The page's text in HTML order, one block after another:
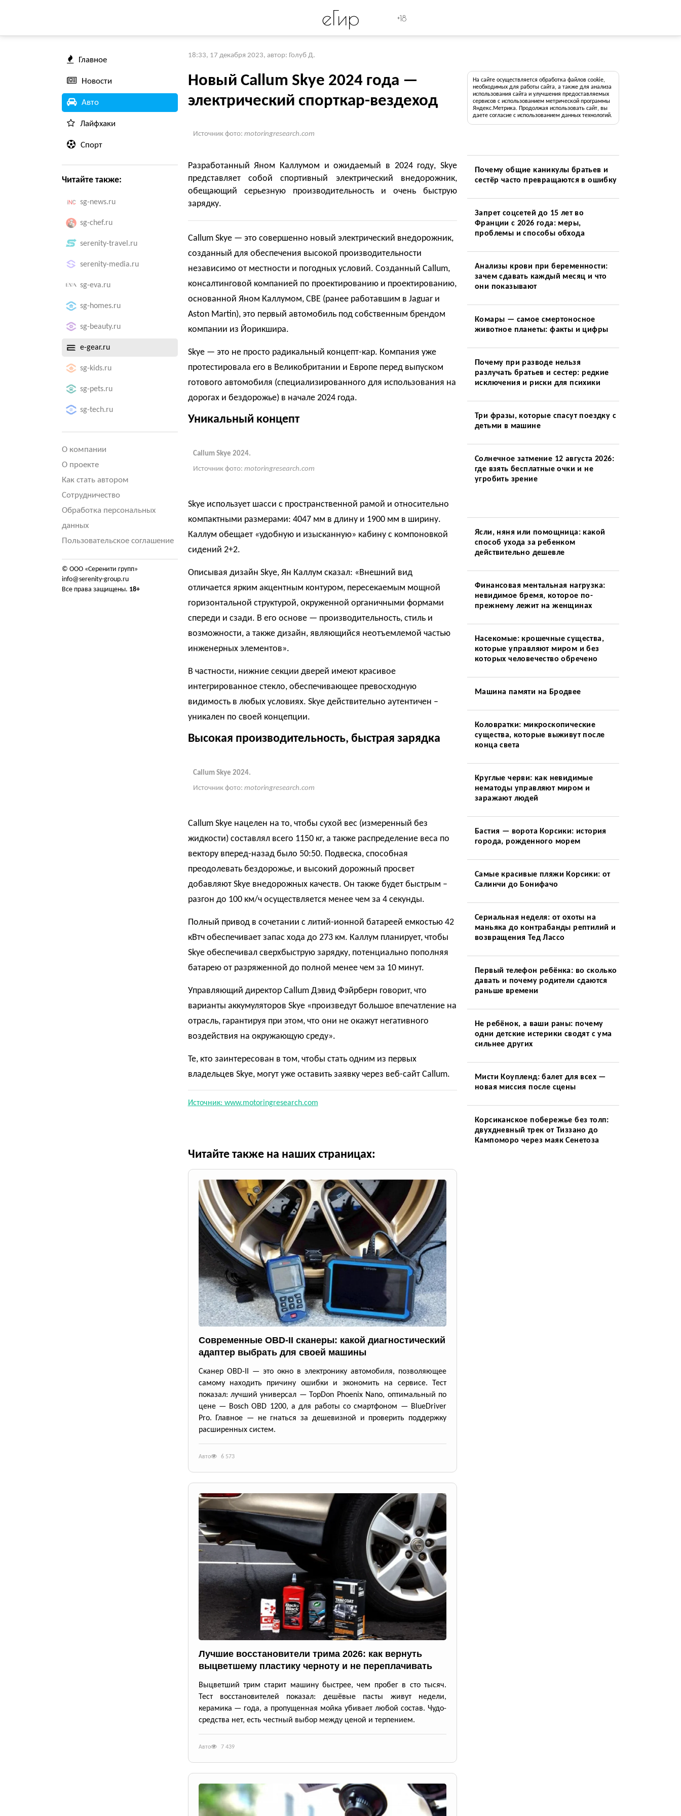
eГир +18
Главное
Новости
Авто
Лайфхаки
Спорт
Читайте также:
sg-news.ru
sg-chef.ru
serenity-travel.ru
serenity-media.ru
sg-eva.ru
sg-homes.ru
sg-beauty.ru
e-gear.ru
sg-kids.ru
sg-pets.ru
sg-tech.ru
О компании
О проекте
Как стать автором
Сотрудничество
Обработка персональных
данных
Пользовательское соглашение
© ООО «Серенити групп»
info@serenity-group.ru
Все права защищены. 18+
18:33, 17 декабря 2023, автор: Голуб Д.
Новый Callum Skye 2024 года —
электрический спорткар-вездеход
Источник фото: motoringresearch.com
Разработанный Яном Каллумом и ожидаемый в 2024 году, Skye
представляет собой спортивный электрический внедорожник,
обещающий серьезную производительность и очень быструю
зарядку.
Callum Skye — это совершенно новый электрический внедорожник,
созданный для обеспечения высокой производительности
независимо от местности и погодных условий. Созданный Callum,
консалтинговой компанией по проектированию и проектированию,
основанной Яном Каллумом, CBE (ранее работавшим в Jaguar и
Aston Martin), это первый автомобиль под собственным брендом
компании из Йорикшира.
Skye — это не просто радикальный концепт-кар. Компания уже
протестировала его в Великобритании и Европе перед выпуском
готового автомобиля (специализированного для использования на
дорогах и бездорожье) в начале 2024 года.
Уникальный концепт
Callum Skye 2024.
Источник фото: motoringresearch.com
Skye использует шасси с пространственной рамой и относительно
компактными размерами: 4047 мм в длину и 1900 мм в ширину.
Каллум обещает «удобную и изысканную» кабину с компоновкой
сидений 2+2.
Описывая дизайн Skye, Ян Каллум сказал: «Внешний вид
отличается ярким акцентным контуром, пересекаемым мощной
горизонтальной структурой, окруженной органичными формами
спереди и сзади. В его основе — производительность, стиль и
возможности, а также дизайн, являющийся неотъемлемой частью
инженерных элементов».
В частности, нижние секции дверей имеют красивое
интегрированное стекло, обеспечивающее превосходную
видимость в любых условиях. Skye действительно аутентичен –
уникален по своей концепции.
Высокая производительность, быстрая зарядка
Callum Skye 2024.
Источник фото: motoringresearch.com
Callum Skye нацелен на то, чтобы сухой вес (измеренный без
жидкости) составлял всего 1150 кг, а также распределение веса по
вектору вперед-назад было 50:50. Подвеска, способная
преодолевать бездорожье, и высокий дорожный просвет
добавляют Skye внедорожных качеств. Он также будет быстрым –
разгон до 100 км/ч осуществляется менее чем за 4 секунды.
Полный привод в сочетании с литий-ионной батареей емкостью 42
кВтч обеспечивает запас хода до 273 км. Каллум планирует, чтобы
Skye обеспечивал сверхбыструю зарядку, потенциально пополняя
батарею от разряженной до полной менее чем за 10 минут.
Управляющий директор Callum Дэвид Фэйрберн говорит, что
варианты аккумуляторов Skye «произведут большое впечатление на
отрасль, гарантируя при этом, что они не окажут негативного
воздействия на окружающую среду».
Те, кто заинтересован в том, чтобы стать одним из первых
владельцев Skye, могут уже оставить заявку через веб-сайт Callum.
Источник: www.motoringresearch.com
Читайте также на наших страницах:
Современные OBD-II сканеры: какой диагностический
адаптер выбрать для своей машины
Сканер OBD-II — это окно в электронику автомобиля, позволяющее
самому находить причину ошибки и экономить на сервисе. Тест
показал: лучший универсал — TopDon Phoenix Nano, оптимальный по
цене — Bosch OBD 1200, а для работы со смартфоном — BlueDriver
Pro. Главное — не гнаться за дешевизной и проверить поддержку
расширенных систем.
Авто 6 573
Лучшие восстановители трима 2026: как вернуть
выцветшему пластику черноту и не переплачивать
Выцветший трим старит машину быстрее, чем пробег в сто тысяч.
Тест восстановителей показал: дешёвые пасты живут недели,
керамика — года, а пропущенная мойка убивает любой состав. Чудо-
средства нет, есть честный выбор между ценой и терпением.
Авто 7 439
На сайте осуществляется обработка файлов cookie,
необходимых для работы сайта, а также для анализа
использования сайта и улучшения предоставляемых
сервисов с использованием метрической программы
Яндекс.Метрика. Продолжая использовать сайт, вы
даете согласие с использованием данных технологий.
Почему общие каникулы братьев и
сестёр часто превращаются в ошибку
Запрет соцсетей до 15 лет во
Франции с 2026 года: меры,
проблемы и способы обхода
Анализы крови при беременности:
зачем сдавать каждый месяц и что
они показывают
Комары — самое смертоносное
животное планеты: факты и цифры
Почему при разводе нельзя
разлучать братьев и сестер: редкие
исключения и риски для психики
Три фразы, которые спасут поездку с
детьми в машине
Солнечное затмение 12 августа 2026:
где взять бесплатные очки и не
угробить зрение
Ясли, няня или помощница: какой
способ ухода за ребенком
действительно дешевле
Финансовая ментальная нагрузка:
невидимое бремя, которое по-
прежнему лежит на женщинах
Насекомые: крошечные существа,
которые управляют миром и без
которых человечество обречено
Машина памяти на Бродвее
Коловратки: микроскопические
существа, которые выживут после
конца света
Круглые черви: как невидимые
нематоды управляют миром и
заражают людей
Бастия — ворота Корсики: история
города, рожденного морем
Самые красивые пляжи Корсики: от
Салинчи до Бонифачо
Сериальная неделя: от охоты на
маньяка до контрабанды рептилий и
возвращения Тед Лассо
Первый телефон ребёнка: во сколько
давать и почему родители сдаются
раньше времени
Не ребёнок, а ваши раны: почему
одни детские истерики сводят с ума
сильнее других
Мисти Коупленд: балет для всех —
новая миссия после сцены
Корсиканское побережье без толп:
двухдневный трек от Тиззано до
Кампоморо через маяк Сенетоза